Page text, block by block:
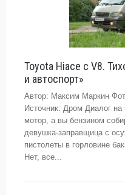
Toyota Hiace с V8.
и автоспорт»
Автор: Максим Маркин
Источник: Дром Диалог
мотор, а вы бензином
девушка-заправщица с
пистолеты в горловине
Нет, все...